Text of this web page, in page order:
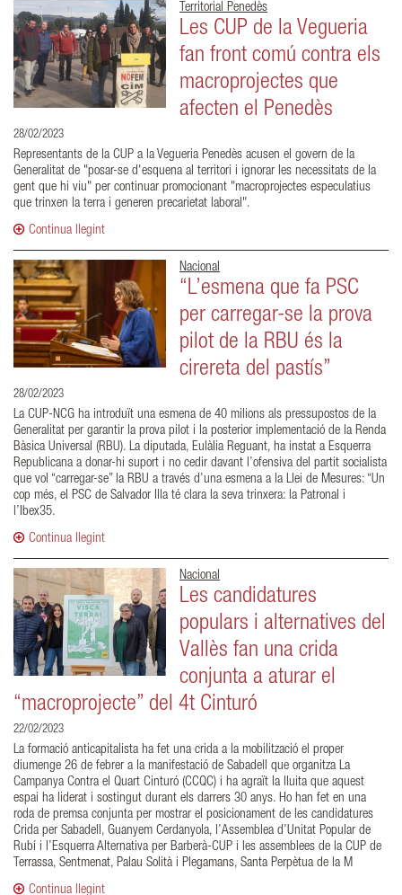
Territorial Penedès
Les CUP de la Vegueria
fan front comú contra els
macroprojectes que
afecten el Penedès
28/02/2023
Representants de la CUP a la Vegueria Penedès acusen el govern de la
Generalitat de "posar-se d'esquena al territori i ignorar les necessitats de la
gent que hi viu" per continuar promocionant "macroprojectes especulatius
que trinxen la terra i generen precarietat laboral".
Continua llegint
Nacional
“L’esmena que fa PSC
per carregar-se la prova
pilot de la RBU és la
cirereta del pastís”
28/02/2023
La CUP-NCG ha introduït una esmena de 40 milions als pressupostos de la
Generalitat per garantir la prova pilot i la posterior implementació de la Renda
Bàsica Universal (RBU). La diputada, Eulàlia Reguant, ha instat a Esquerra
Republicana a donar-hi suport i no cedir davant l’ofensiva del partit socialista
que vol “carregar-se” la RBU a través d’una esmena a la Llei de Mesures: “Un
cop més, el PSC de Salvador Illa té clara la seva trinxera: la Patronal i
l’Ibex35.
Continua llegint
Nacional
Les candidatures
populars i alternatives del
Vallès fan una crida
conjunta a aturar el
“macroprojecte” del 4t Cinturó
22/02/2023
La formació anticapitalista ha fet una crida a la mobilització el proper
diumenge 26 de febrer a la manifestació de Sabadell que organitza La
Campanya Contra el Quart Cinturó (CCQC) i ha agraït la lluita que aquest
espai ha liderat i sostingut durant els darrers 30 anys. Ho han fet en una
roda de premsa conjunta per mostrar el posicionament de les candidatures
Crida per Sabadell, Guanyem Cerdanyola, l’Assemblea d’Unitat Popular de
Rubí i l’Esquerra Alternativa per Barberà-CUP i les assemblees de la CUP de
Terrassa, Sentmenat, Palau Solità i Plegamans, Santa Perpètua de la M
Continua llegint